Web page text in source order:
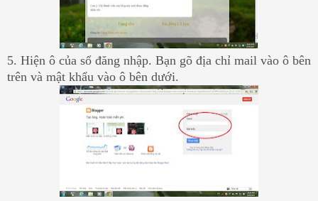
5. Hiện ô của sổ đăng nhập. Bạn gõ địa chỉ mail vào ô bên
trên và mật khẩu vào ô bên dưới.